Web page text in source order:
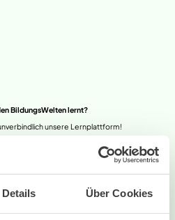
Details Über Cookies
BildungsWelten lernt?
unsere Lernplattform!